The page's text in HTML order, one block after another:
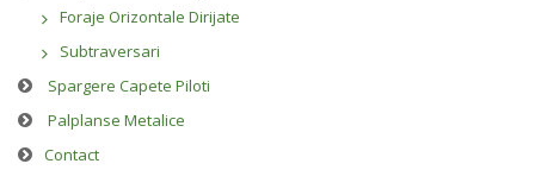
Foraje Orizontale Dirijate
Subtraversari
Spargere Capete Piloti
Palplanse Metalice
Contact